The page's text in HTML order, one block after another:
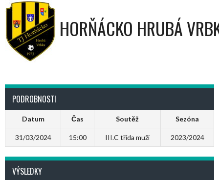
HORŇÁCKO HRUBÁ
PODROBNOSTI
Datum Čas Soutěž Sezóna
31/03/2024 15:00 III.C třída muži 2023/2024
VÝSLEDKY